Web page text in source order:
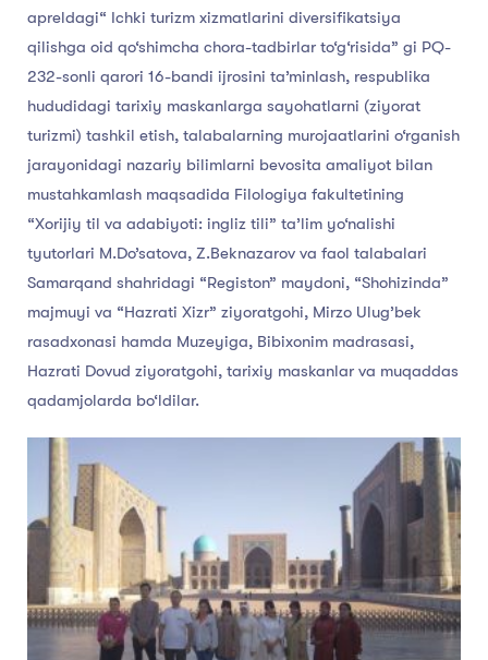
apreldagi“ Ichki turizm xizmatlarini diversifikatsiya
qilishga oid qo‘shimcha chora-tadbirlar to‘g‘risida” gi PQ-
232-sonli qarori 16-bandi ijrosini ta’minlash, respublika
hududidagi tarixiy maskanlarga sayohatlarni (ziyorat
turizmi) tashkil etish, talabalarning murojaatlarini o‘rganish
jarayonidagi nazariy bilimlarni bevosita amaliyot bilan
mustahkamlash maqsadida Filologiya fakultetining
“Xorijiy til va adabiyoti: ingliz tili” ta’lim yo‘nalishi
tyutorlari M.Do’satova, Z.Beknazarov va faol talabalari
Samarqand shahridagi “Registon” maydoni, “Shohizinda”
majmuyi va “Hazrati Xizr” ziyoratgohi, Mirzo Ulug’bek
rasadxonasi hamda Muzeyiga, Bibixonim madrasasi,
Hazrati Dovud ziyoratgohi, tarixiy maskanlar va muqaddas
qadamjolarda bo‘ldilar.